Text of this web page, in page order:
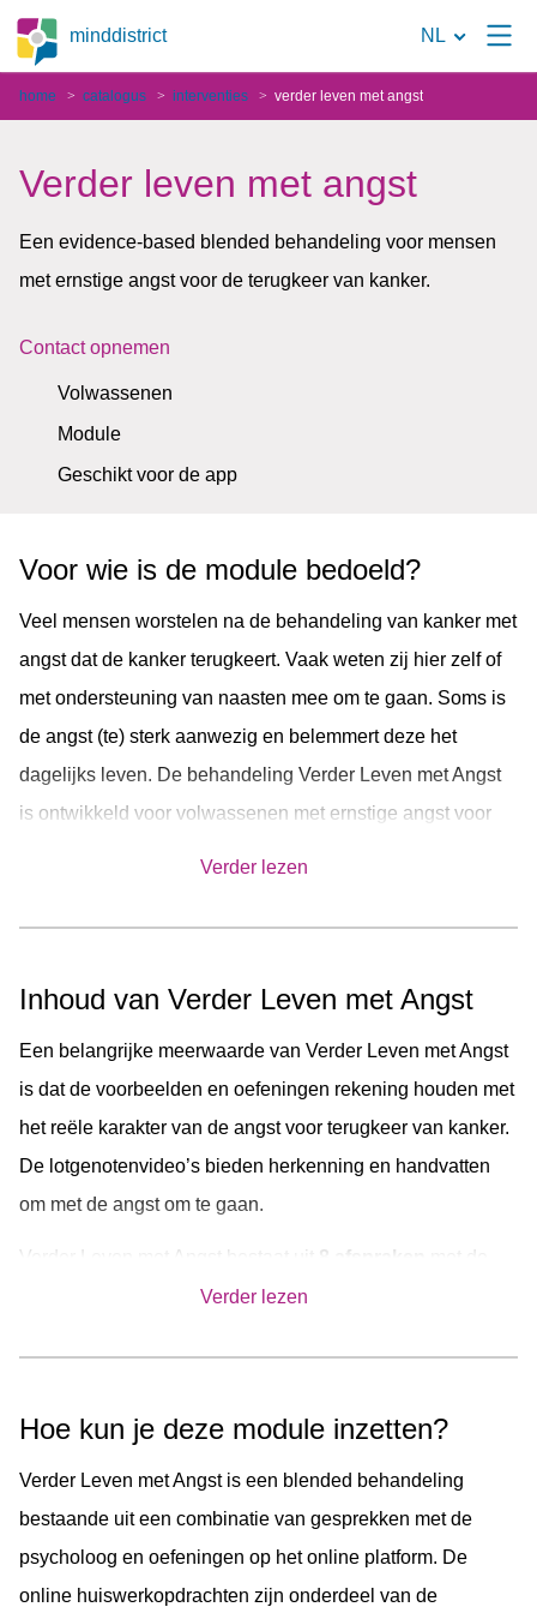
minddistrict
Naar
de
NL
home catalogus interventies verder leven met angst
Verder leven met angst
Een evidence-based blended behandeling voor mensen
met ernstige angst voor de terugkeer van kanker.
Contact opnemen
Volwassenen
Module
Geschikt voor de app
Voor wie is de module bedoeld?
Veel mensen worstelen na de behandeling van kanker met
angst dat de kanker terugkeert. Vaak weten zij hier zelf of
met ondersteuning van naasten mee om te gaan. Soms is
de angst (te) sterk aanwezig en belemmert deze het
dagelijks leven. De behandeling Verder Leven met Angst
is ontwikkeld voor volwassenen met ernstige angst voor
zelfhulpmodule of met ondersteuning van de POH-GGZ.
Verder lezen
Inhoud van Verder Leven met Angst
Een belangrijke meerwaarde van Verder Leven met Angst
is dat de voorbeelden en oefeningen rekening houden met
het reële karakter van de angst voor terugkeer van kanker.
De lotgenotenvideo’s bieden herkenning en handvatten
om met de angst om te gaan.
Verder Leven met Angst bestaat uit 8 afspraken
met de
psycholoog. In het begin van de behandeling stellen de
Verder lezen
Hoe kun je deze module inzetten?
Verder Leven met Angst is een blended behandeling
bestaande uit een combinatie van gesprekken met de
psycholoog en oefeningen op het online platform. De
online huiswerkopdrachten zijn onderdeel van de